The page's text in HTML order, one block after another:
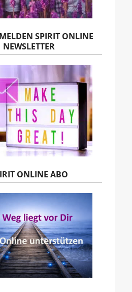
SPIRIT ONLINE
NEWSLETTER
ONLINE ABO